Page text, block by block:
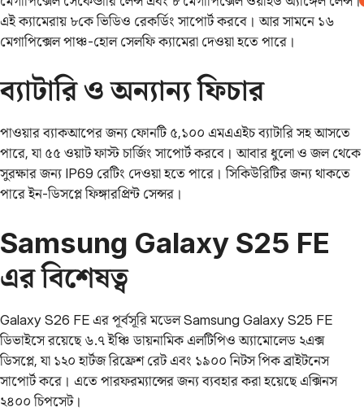
এই ক্যামেরায় ৮কে ভিডিও রেকর্ডিং সাপোর্ট করবে। আর সামনে ১৬
মেগাপিক্সেল পাঞ্চ-হোল সেলফি ক্যামেরা দেওয়া হতে পারে।
ব্যাটারি ও অন্যান্য ফিচার
পাওয়ার ব্যাকআপের জন্য ফোনটি ৫,১০০ এমএএইচ ব্যাটারি সহ আসতে
পারে, যা ৫৫ ওয়াট ফাস্ট চার্জিং সাপোর্ট করবে। আবার ধুলো ও জল থেকে
সুরক্ষার জন্য IP69 রেটিং দেওয়া হতে পারে। সিকিউরিটির জন্য থাকতে
পারে ইন-ডিসপ্লে ফিঙ্গারপ্রিন্ট সেন্সর।
Samsung Galaxy S25 FE
এর বিশেষত্ব
Galaxy S26 FE এর পূর্বসূরি মডেল Samsung Galaxy S25 FE
ডিভাইসে রয়েছে ৬.৭ ইঞ্চি ডায়নামিক এলটিপিও অ্যামোলেড ২এক্স
ডিসপ্লে, যা ১২০ হার্টজ রিফ্রেশ রেট এবং ১৯০০ নিটস পিক ব্রাইটনেস
সাপোর্ট করে। এতে পারফরম্যান্সের জন্য ব্যবহার করা হয়েছে এক্সিনস
২৪০০ চিপসেট।